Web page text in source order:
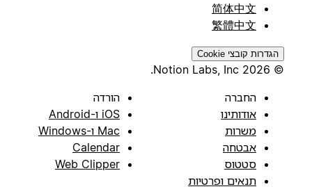
简体中文
繁體中文
הגדרות קובצי Cookie
החברה
אודותינו
משרות
אבטחה
סטטוס
תנאים ופרטיות
הורדה
iOS ו-Android
Mac ו-Windows
Calendar
Web Clipper